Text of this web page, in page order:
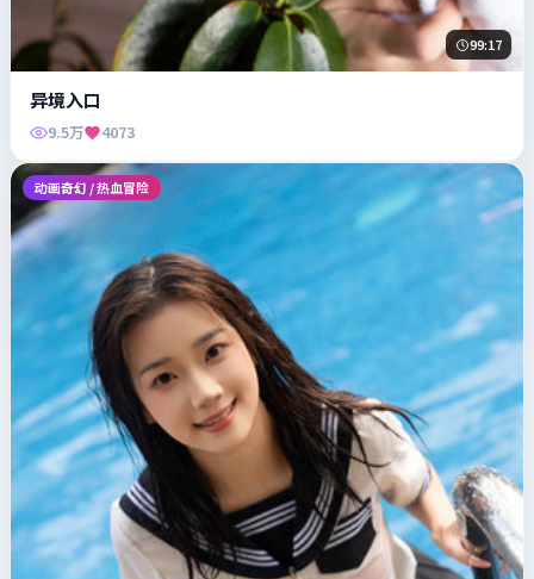
99:17
异境入口
9.5万 4073
动画奇幻 / 热血冒险